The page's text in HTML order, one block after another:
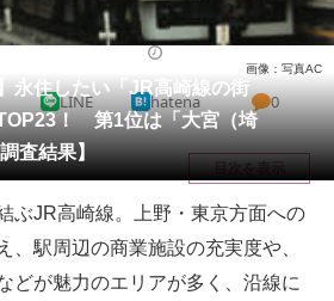
リサーチ
ページ
レンド
永住したい「JR高崎線の街
！ 第1位は「大宮（埼
査結果】
画像：写真AC
LINE hatena 0
目次を表示
ぶJR高崎線。上野・東京方面への
、駅周辺の商業施設の充実度や、
どが魅力のエリアが多く、沿線に